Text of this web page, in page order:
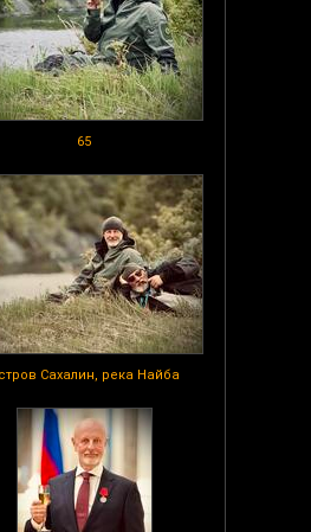
65
Сахалин, река Найба